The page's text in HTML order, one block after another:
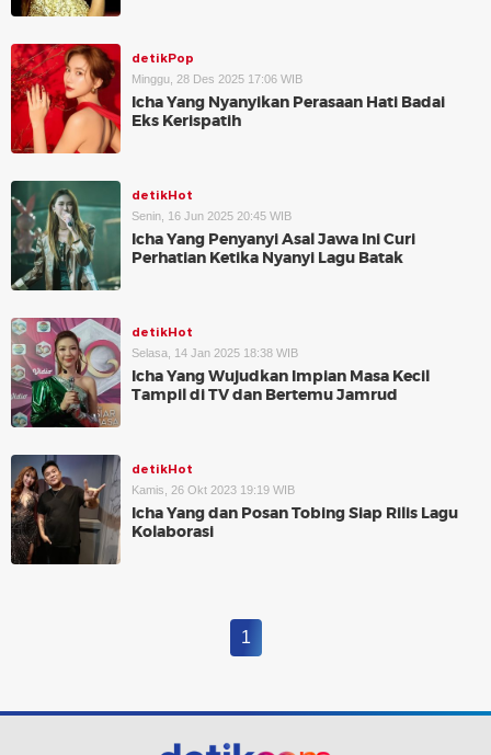
detikPop
Minggu, 28 Des 2025 17:06 WIB
Icha Yang Nyanyikan Perasaan Hati Badai
Eks Kerispatih
detikHot
Senin, 16 Jun 2025 20:45 WIB
Icha Yang Penyanyi Asal Jawa Ini Curi
Perhatian Ketika Nyanyi Lagu Batak
detikHot
Selasa, 14 Jan 2025 18:38 WIB
Icha Yang Wujudkan Impian Masa Kecil
Tampil di TV dan Bertemu Jamrud
detikHot
Kamis, 26 Okt 2023 19:19 WIB
Icha Yang dan Posan Tobing Siap Rilis Lagu
Kolaborasi
1